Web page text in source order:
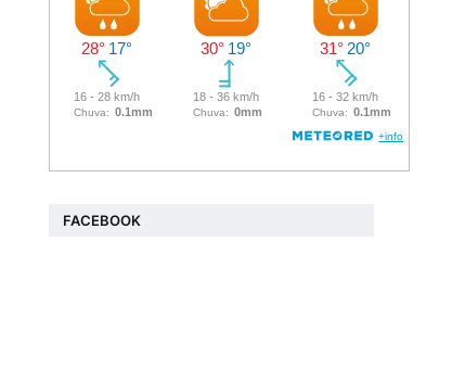
FACEBOOK